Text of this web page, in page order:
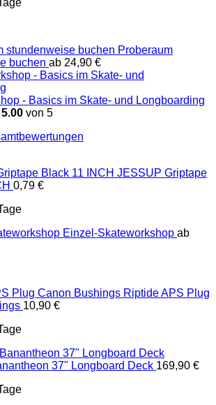
Proberaum
buchen ab 24,90 €
- Basics im Skate- und Longboarding
5.00 von 5
JESSUP Griptape
0,79 €
Einzel-Skateworkshop ab
Riptide APS Plug
10,90 €
37" Longboard Deck 169,90 €